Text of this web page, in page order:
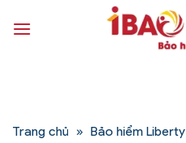
qua
Trang chủ » Bảo hiểm Liberty